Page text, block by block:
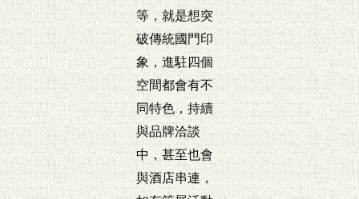
等，就是想突
破傳統國門印
象，進駐四個
空間都會有不
同特色，持續
與品牌洽談
中，甚至也會
與酒店串連，